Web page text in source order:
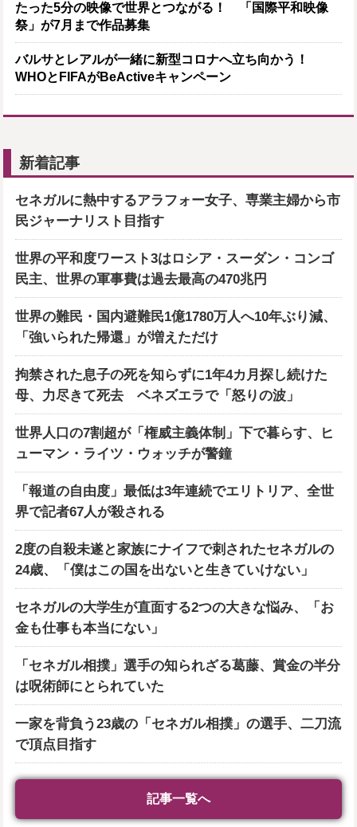
たった5分の映像で世界とつながる！ 「国際平和映像
祭」が7月まで作品募集
バルサとレアルが一緒に新型コロナへ立ち向かう！
WHOとFIFAがBeActiveキャンペーン
新着記事
セネガルに熱中するアラフォー女子、専業主婦から市
民ジャーナリスト目指す
世界の平和度ワースト3はロシア・スーダン・コンゴ
民主、世界の軍事費は過去最高の470兆円
世界の難民・国内避難民1億1780万人へ10年ぶり減、
「強いられた帰還」が増えただけ
拘禁された息子の死を知らずに1年4カ月探し続けた
母、力尽きて死去 ベネズエラで「怒りの波」
世界人口の7割超が「権威主義体制」下で暮らす、ヒ
ューマン・ライツ・ウォッチが警鐘
「報道の自由度」最低は3年連続でエリトリア、全世
界で記者67人が殺される
2度の自殺未遂と家族にナイフで刺されたセネガルの
24歳、「僕はこの国を出ないと生きていけない」
セネガルの大学生が直面する2つの大きな悩み、「お
金も仕事も本当にない」
「セネガル相撲」選手の知られざる葛藤、賞金の半分
は呪術師にとられていた
一家を背負う23歳の「セネガル相撲」の選手、二刀流
で頂点目指す
記事一覧へ